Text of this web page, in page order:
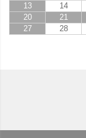
13
14
20
21
27
28